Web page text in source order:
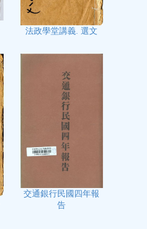
法政學堂講義. 選文
交通銀行民國四年報
告